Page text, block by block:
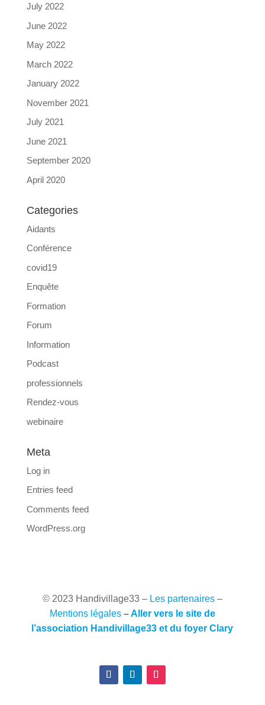
July 2022
June 2022
May 2022
March 2022
January 2022
November 2021
July 2021
June 2021
September 2020
April 2020
Categories
Aidants
Conférence
covid19
Enquête
Formation
Forum
Information
Podcast
professionnels
Rendez-vous
webinaire
Meta
Log in
Entries feed
Comments feed
WordPress.org
© 2023 Handivillage33– Les partenaires–
Mentions légales –Aller vers le site de
l’association Handivillage33 et du foyer Clary